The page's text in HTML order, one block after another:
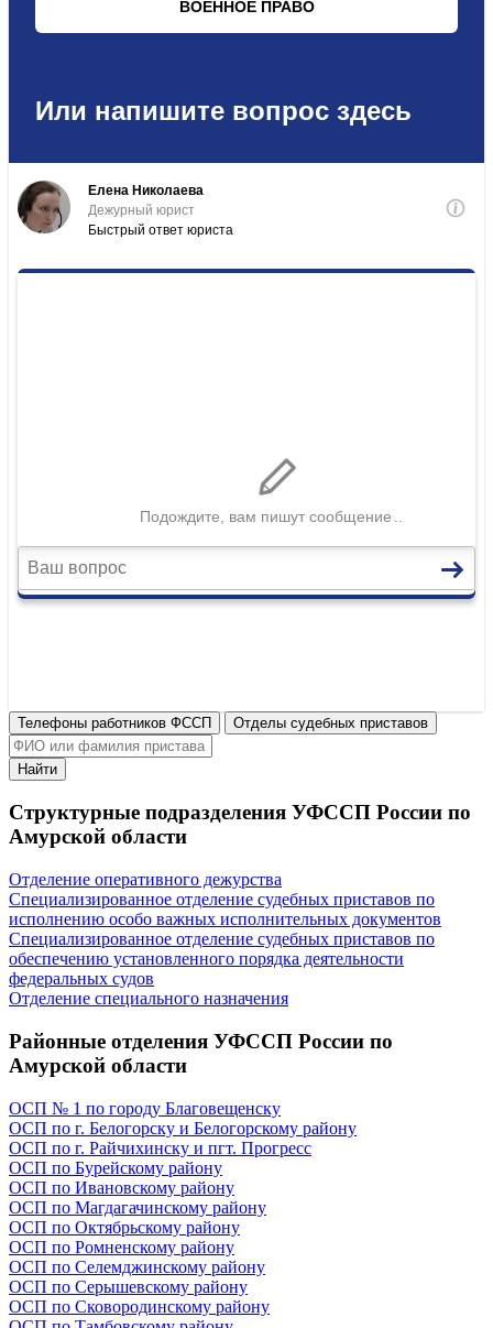
Телефоны работников ФССП Отделы судебных приставов
Найти
Структурные подразделения УФССП России по
Амурской области
Отделение оперативного дежурства
Специализированное отделение судебных приставов по
исполнению особо важных исполнительных документов
Специализированное отделение судебных приставов по
обеспечению установленного порядка деятельности
федеральных судов
Отделение специального назначения
Районные отделения УФССП России по
Амурской области
ОСП № 1 по городу Благовещенску
ОСП по г. Белогорску и Белогорскому району
ОСП по г. Райчихинску и пгт. Прогресс
ОСП по Бурейскому району
ОСП по Ивановскому району
ОСП по Магдагачинскому району
ОСП по Октябрьскому району
ОСП по Ромненскому району
ОСП по Селемджинскому району
ОСП по Серышевскому району
ОСП по Сковородинскому району